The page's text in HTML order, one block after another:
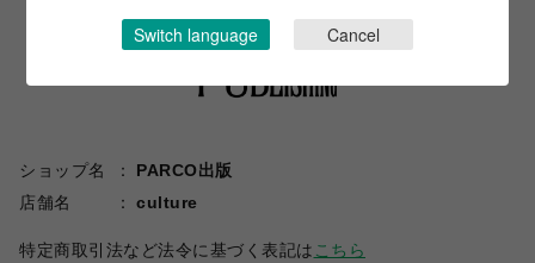
ショップ名
PARCO出版
店舗名
culture
特定商取引法など法令に基づく表記は こちら
Switch language Cancel